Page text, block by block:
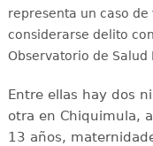
representa un caso de
considerarse delito
Observatorio de Salud
Entre ellas hay dos
otra en Chiquimula,
13 años,